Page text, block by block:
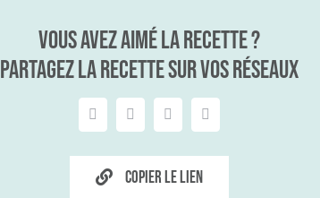
Vous avez aimé la recette ?
Partagez la recette sur vos réseaux
Copier le lien